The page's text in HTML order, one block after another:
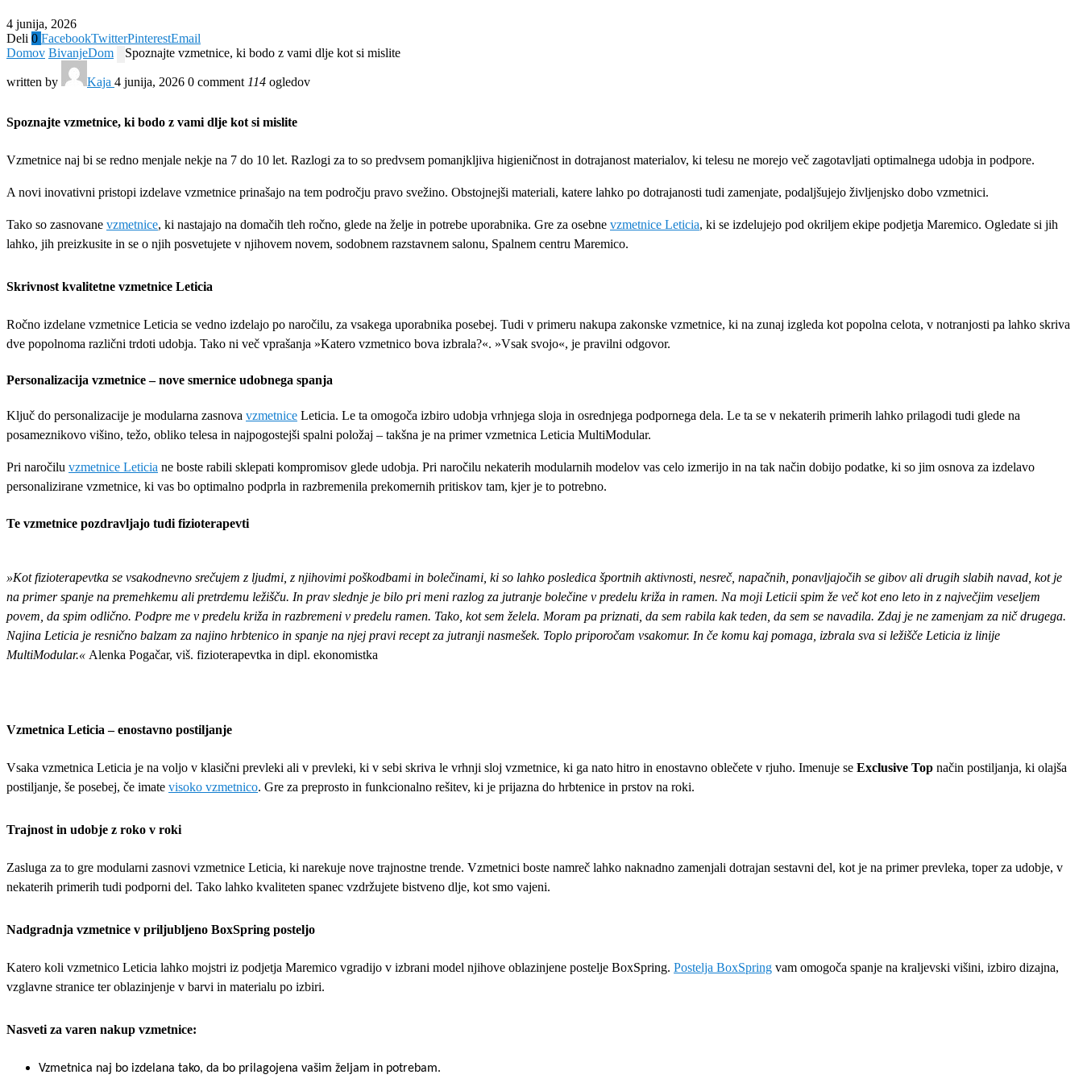
4 junija, 2026
Deli 0 FacebookTwitterPinterestEmail
Domov BivanjeDom Spoznajte vzmetnice, ki bodo z vami dlje kot si mislite
written by Kaja 4 junija, 2026 0 comment 114 ogledov
Spoznajte vzmetnice, ki bodo z vami dlje kot si mislite
Vzmetnice naj bi se redno menjale nekje na 7 do 10 let. Razlogi za to so predvsem pomanjkljiva higieničnost in dotrajanost materialov, ki telesu ne morejo več zagotavljati optimalnega udobja in podpore.
A novi inovativni pristopi izdelave vzmetnice prinašajo na tem področju pravo svežino. Obstojnejši materiali, katere lahko po dotrajanosti tudi zamenjate, podaljšujejo življenjsko dobo vzmetnici.
Tako so zasnovane vzmetnice, ki nastajajo na domačih tleh ročno, glede na želje in potrebe uporabnika. Gre za osebne vzmetnice Leticia, ki se izdelujejo pod okriljem ekipe podjetja Maremico. Ogledate si jih
lahko, jih preizkusite in se o njih posvetujete v njihovem novem, sodobnem razstavnem salonu, Spalnem centru Maremico.
Skrivnost kvalitetne vzmetnice Leticia
Ročno izdelane vzmetnice Leticia se vedno izdelajo po naročilu, za vsakega uporabnika posebej. Tudi v primeru nakupa zakonske vzmetnice, ki na zunaj izgleda kot popolna celota, v notranjosti pa lahko skriva
dve popolnoma različni trdoti udobja. Tako ni več vprašanja »Katero vzmetnico bova izbrala?«. »Vsak svojo«, je pravilni odgovor.
Personalizacija vzmetnice – nove smernice udobnega spanja
Ključ do personalizacije je modularna zasnova vzmetnice Leticia. Le ta omogoča izbiro udobja vrhnjega sloja in osrednjega podpornega dela. Le ta se v nekaterih primerih lahko prilagodi tudi glede na
posameznikovo višino, težo, obliko telesa in najpogostejši spalni položaj – takšna je na primer vzmetnica Leticia MultiModular.
Pri naročilu vzmetnice Leticia ne boste rabili sklepati kompromisov glede udobja. Pri naročilu nekaterih modularnih modelov vas celo izmerijo in na tak način dobijo podatke, ki so jim osnova za izdelavo
personalizirane vzmetnice, ki vas bo optimalno podprla in razbremenila prekomernih pritiskov tam, kjer je to potrebno.
Te vzmetnice pozdravljajo tudi fizioterapevti
»Kot fizioterapevtka se vsakodnevno srečujem z ljudmi, z njihovimi poškodbami in bolečinami, ki so lahko posledica športnih aktivnosti, nesreč, napačnih, ponavljajočih se gibov ali drugih slabih navad, kot je
na primer spanje na premehkemu ali pretrdemu ležišču. In prav slednje je bilo pri meni razlog za jutranje bolečine v predelu križa in ramen. Na moji Leticii spim že več kot eno leto in z največjim veseljem
povem, da spim odlično. Podpre me v predelu križa in razbremeni v predelu ramen. Tako, kot sem želela. Moram pa priznati, da sem rabila kak teden, da sem se navadila. Zdaj je ne zamenjam za nič drugega.
Najina Leticia je resnično balzam za najino hrbtenico in spanje na njej pravi recept za jutranji nasmešek. Toplo priporočam vsakomur. In če komu kaj pomaga, izbrala sva si ležišče Leticia iz linije
MultiModular.« Alenka Pogačar, viš. fizioterapevtka in dipl. ekonomistka
Vzmetnica Leticia – enostavno postiljanje
Vsaka vzmetnica Leticia je na voljo v klasični prevleki ali v prevleki, ki v sebi skriva le vrhnji sloj vzmetnice, ki ga nato hitro in enostavno oblečete v rjuho. Imenuje se Exclusive Top način postiljanja, ki olajša
postiljanje, še posebej, če imate visoko vzmetnico. Gre za preprosto in funkcionalno rešitev, ki je prijazna do hrbtenice in prstov na roki.
Trajnost in udobje z roko v roki
Zasluga za to gre modularni zasnovi vzmetnice Leticia, ki narekuje nove trajnostne trende. Vzmetnici boste namreč lahko naknadno zamenjali dotrajan sestavni del, kot je na primer prevleka, toper za udobje, v
nekaterih primerih tudi podporni del. Tako lahko kvaliteten spanec vzdržujete bistveno dlje, kot smo vajeni.
Nadgradnja vzmetnice v priljubljeno BoxSpring posteljo
Katero koli vzmetnico Leticia lahko mojstri iz podjetja Maremico vgradijo v izbrani model njihove oblazinjene postelje BoxSpring. Postelja BoxSpring vam omogoča spanje na kraljevski višini, izbiro dizajna,
vzglavne stranice ter oblazinjenje v barvi in materialu po izbiri.
Nasveti za varen nakup vzmetnice:
Vzmetnica naj bo izdelana tako, da bo prilagojena vašim željam in potrebam.